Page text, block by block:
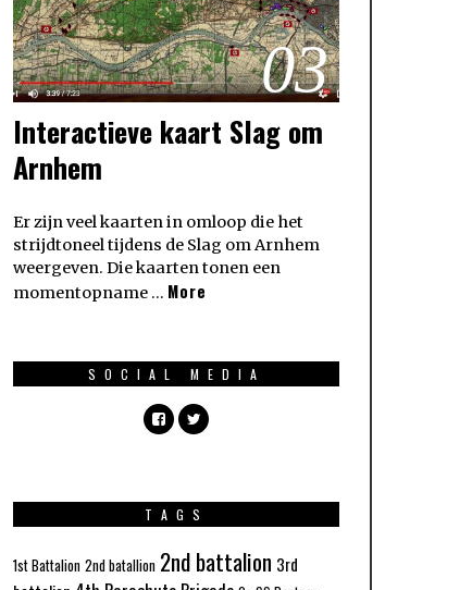
03
Interactieve kaart Slag om
Arnhem
Er zijn veel kaarten in omloop die het
strijdtoneel tijdens de Slag om Arnhem
weergeven. Die kaarten tonen een
momentopname … More
SOCIAL MEDIA
TAGS
1st Battalion 2nd batallion 2nd battalion 3rd